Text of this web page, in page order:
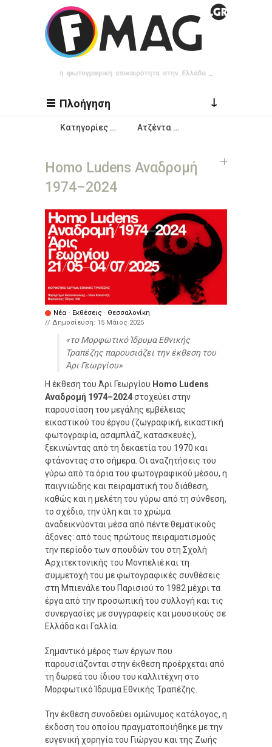
Παράκαμψη προς το κυρίως περιεχόμενο
Πλοήγηση ↓
Κατηγορίες … Ατζέντα …
Homo Ludens Αναδρομή
1974–2024
Νέα · Εκθέσεις · Θεσσαλονίκη
// Δημοσίευση: 15 Μάιος 2025
το Μορφωτικό Ίδρυμα Εθνικής
Τραπέζης παρουσιάζει την έκθεση του
Άρι Γεωργίου
Η έκθεση του Άρι Γεωργίου Homo Ludens
Αναδρομή 1974–2024στοχεύει στην
παρουσίαση του μεγάλης εμβέλειας
εικαστικού του έργου (ζωγραφική, εικαστική
φωτογραφία, ασαμπλάζ, κατασκευές),
ξεκινώντας από τη δεκαετία του 1970 και
φτάνοντας στο σήμερα. Οι αναζητήσεις του
γύρω από τα όρια του φωτογραφικού μέσου, η
παιγνιώδης και πειραματική του διάθεση,
καθώς και η μελέτη του γύρω από τη σύνθεση,
το σχέδιο, την ύλη και το χρώμα
αναδεικνύονται μέσα από πέντε θεματικούς
άξονες: από τους πρώτους πειραματισμούς
την περίοδο των σπουδών του στη Σχολή
Αρχιτεκτονικής του Μονπελιέ και τη
συμμετοχή του με φωτογραφικές συνθέσεις
στη Μπιενάλε του Παρισιού το 1982 μέχρι τα
έργα από την προσωπική του συλλογή και τις
συνεργασίες με συγγραφείς και μουσικούς σε
Ελλάδα και Γαλλία.
Σημαντικό μέρος των έργων που
παρουσιάζονται στην έκθεση προέρχεται από
τη δωρεά του ίδιου του καλλιτέχνη στο
Μορφωτικό Ίδρυμα Εθνικής Τραπέζης.
Την έκθεση συνοδεύει ομώνυμος κατάλογος, η
έκδοση του οποίου πραγματοποιήθηκε με την
ευγενική χορηγία του Γιώργου και της Ζωής